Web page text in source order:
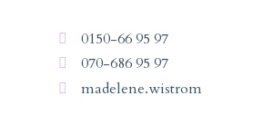
0150-66 95 97
070-686 95 97
madelene.wistrom